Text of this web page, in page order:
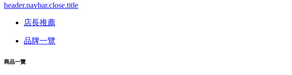
header.navbar.close.title
店長推薦
品牌一覽
商品一覽